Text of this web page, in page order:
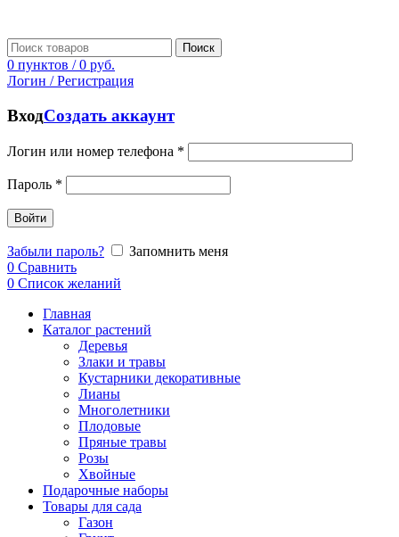
Поиск
0 пунктов / 0 руб.
Логин / Регистрация
ВходСоздать аккаунт
Логин или номер телефона *
Пароль *
Войти
Забыли пароль?
Запомнить меня
0 Сравнить
0 Список желаний
Главная
Каталог растений
Деревья
Злаки и травы
Кустарники декоративные
Лианы
Многолетники
Плодовые
Пряные травы
Розы
Хвойные
Подарочные наборы
Товары для сада
Газон